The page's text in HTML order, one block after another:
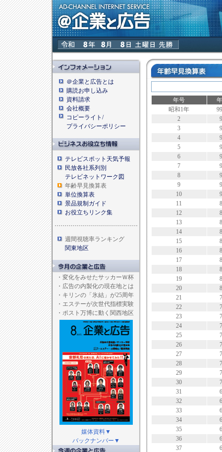
＠企業と広告とは
購読お申し込み
資料請求
会社概要
コピーライト/
プライバシーポリシー
テレビスポット天気予報
民放各社系列別
テレビネットワーク図
年齢早見換算表
単位換算表
景品規制ガイド
お役立ちリンク集
週間視聴率ランキング
関東地区
・ 変化をみせたサッカーＷ杯
・ 広告の内製化の現在地とは
・ キリンの「氷結」が25周年
・ エステーが次世代指標実験
・ ポスト万博に動く関西地区
媒体資料▼
バックナンバー▼
年号
昭和1年
2
3
4
5
6
7
8
9
10
11
12
13
14
15
16
17
18
19
20
21
22
23
24
25
26
27
28
29
30
31
32
33
34
35
36
37